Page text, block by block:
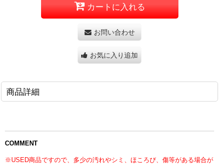
カートに入れる
お問い合わせ
お気に入り追加
商品詳細
COMMENT
※USED商品ですので、多少の汚れやシミ、ほころび、傷等がある場合が